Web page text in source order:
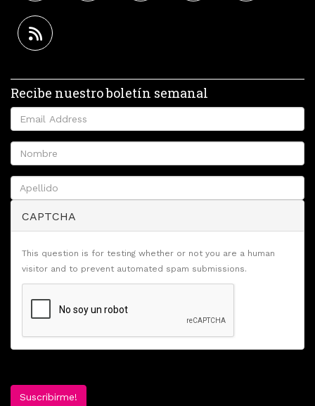
Recibe nuestro boletín semanal
CAPTCHA
This question is for testing whether or not you are a human
visitor and to prevent automated spam submissions.
Suscribirme!